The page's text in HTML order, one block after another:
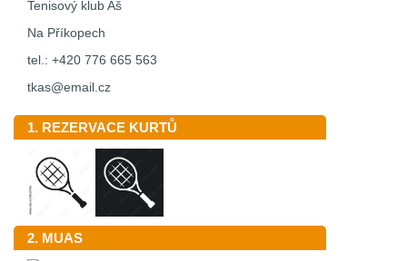
Tenisový klub Aš
Na Příkopech
tel.: +420 776 665 563
tkas@email.cz
1. REZERVACE KURTŮ
2. MUAS